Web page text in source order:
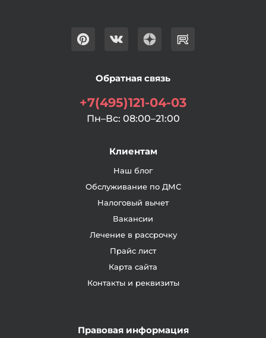
Обратная связь
+7(495)121-04-03
Пн–Вс: 08:00–21:00
Клиентам
Наш блог
Обслуживание по ДМС
Налоговый вычет
Вакансии
Лечение в рассрочку
Прайс лист
Карта сайта
Контакты и реквизиты
Правовая информация